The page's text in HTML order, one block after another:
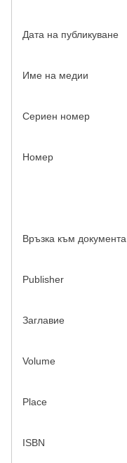
Дата на публикуване
Име на медии
Сериен номер
Номер
Връзка към документа
Publisher
Заглавие
Volume
Place
ISBN